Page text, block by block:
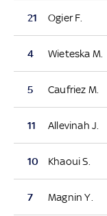
21 Ogier F.
4 Wieteska M.
5 Caufriez M.
11 Allevinah J.
10 Khaoui S.
7 Magnin Y.